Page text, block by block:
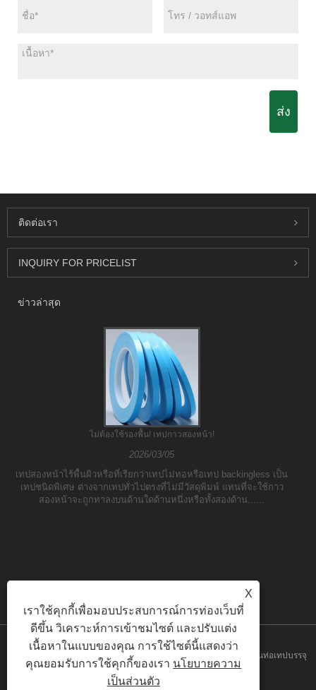
ส่ง
ติดต่อเรา
INQUIRY FOR PRICELIST
ข่าวล่าสุด
ไม่ต้องใช้รองพื้น! เทปกาวสองหน้า!
2026/03/05
เทปสองหน้าไร้พื้นผิวหรือที่เรียกว่าเทปไม่ทอหรือเทป backingless เป็น
เทปชนิดพิเศษ ต่างจากเทปทั่วไปตรงที่ไม่มีวัสดุพิมพ์ แทนที่จะใช้กาว
สองหน้าจะถูกทาลงบนด้านใดด้านหนึ่งหรือทั้งสองด้าน......
ลิขสิทธิ์© 2023 Yilane (Shanghai) Industrial Co Ltd - เทปพีวีซีเทปพันท่อเทปบรรจุ
- สงวนลิขสิทธิ์
X
เราใช้คุกกี้เพื่อมอบประสบการณ์การท่องเว็บที่
ดีขึ้น วิเคราะห์การเข้าชมไซต์ และปรับแต่ง
เนื้อหาในแบบของคุณ การใช้ไซต์นี้แสดงว่า
คุณยอมรับการใช้คุกกี้ของเรา นโยบายความ
เป็นส่วนตัว